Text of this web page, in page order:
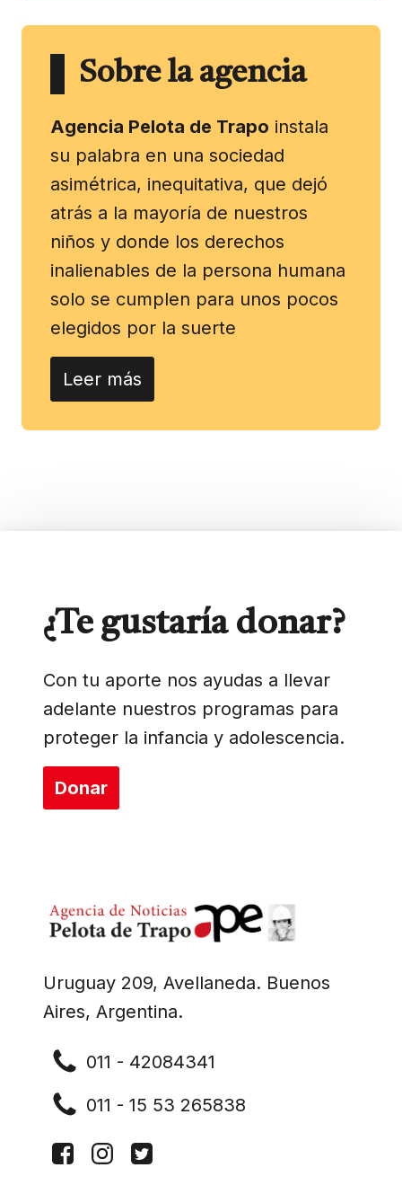
Sobre la agencia
Agencia Pelota de Trapo instala
su palabra en una sociedad
asimétrica, inequitativa, que dejó
atrás a la mayoría de nuestros
niños y donde los derechos
inalienables de la persona humana
solo se cumplen para unos pocos
elegidos por la suerte
Leer más
Uruguay 209, Avellaneda. Buenos
Aires, Argentina.
011 - 42084341
011 - 15 53 265838
¿Te gustaría donar?
Con tu aporte nos ayudas a llevar
adelante nuestros programas para
proteger la infancia y adolescencia.
Donar